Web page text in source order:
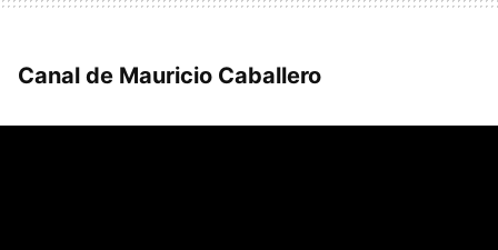
Canal de Mauricio Caballero